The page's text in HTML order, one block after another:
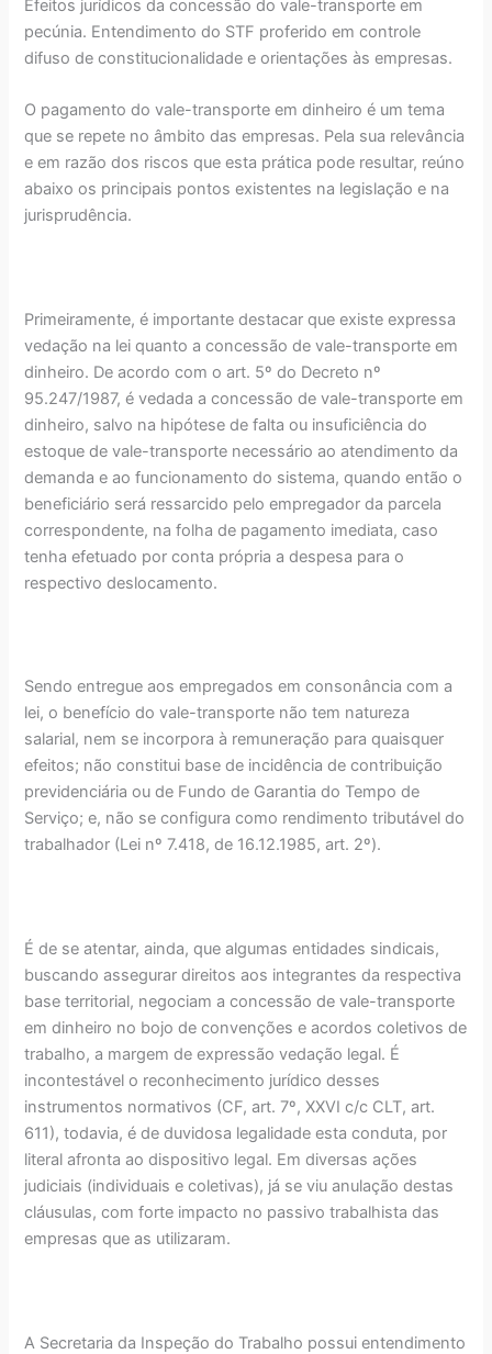
Efeitos jurídicos da concessão do vale-transporte em
pecúnia. Entendimento do STF proferido em controle
difuso de constitucionalidade e orientações às empresas.
O pagamento do vale-transporte em dinheiro é um tema
que se repete no âmbito das empresas. Pela sua relevância
e em razão dos riscos que esta prática pode resultar, reúno
abaixo os principais pontos existentes na legislação e na
jurisprudência.
Primeiramente, é importante destacar que existe expressa
vedação na lei quanto a concessão de vale-transporte em
dinheiro. De acordo com o art. 5º do Decreto nº
95.247/1987, é vedada a concessão de vale-transporte em
dinheiro, salvo na hipótese de falta ou insuficiência do
estoque de vale-transporte necessário ao atendimento da
demanda e ao funcionamento do sistema, quando então o
beneficiário será ressarcido pelo empregador da parcela
correspondente, na folha de pagamento imediata, caso
tenha efetuado por conta própria a despesa para o
respectivo deslocamento.
Sendo entregue aos empregados em consonância com a
lei, o benefício do vale-transporte não tem natureza
salarial, nem se incorpora à remuneração para quaisquer
efeitos; não constitui base de incidência de contribuição
previdenciária ou de Fundo de Garantia do Tempo de
Serviço; e, não se configura como rendimento tributável do
trabalhador (Lei nº 7.418, de 16.12.1985, art. 2º).
É de se atentar, ainda, que algumas entidades sindicais,
buscando assegurar direitos aos integrantes da respectiva
base territorial, negociam a concessão de vale-transporte
em dinheiro no bojo de convenções e acordos coletivos de
trabalho, a margem de expressão vedação legal. É
incontestável o reconhecimento jurídico desses
instrumentos normativos (CF, art. 7º, XXVI c/c CLT, art.
611), todavia, é de duvidosa legalidade esta conduta, por
literal afronta ao dispositivo legal. Em diversas ações
judiciais (individuais e coletivas), já se viu anulação destas
cláusulas, com forte impacto no passivo trabalhista das
empresas que as utilizaram.
A Secretaria da Inspeção do Trabalho possui entendimento